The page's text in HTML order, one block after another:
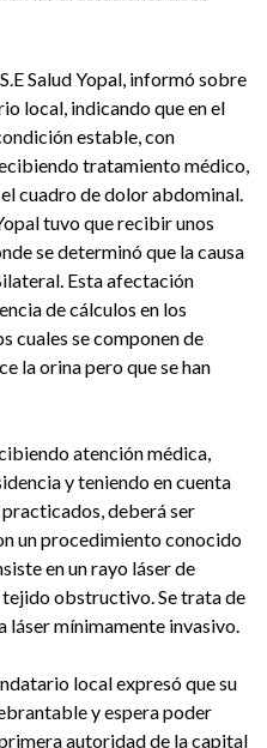
Salud Yopal, informó sobre
local, indicando que en el
estable, con
tratamiento médico,
cuadro de dolor abdominal.
tuvo que recibir unos
se determinó que la causa
Esta afectación
de cálculos en los
cuales se componen de
la orina pero que se han
atención médica,
y teniendo en cuenta
deberá ser
un procedimiento conocido
en un rayo láser de
obstructivo. Se trata de
mínimamente invasivo.
local expresó que su
y espera poder
autoridad de la capital